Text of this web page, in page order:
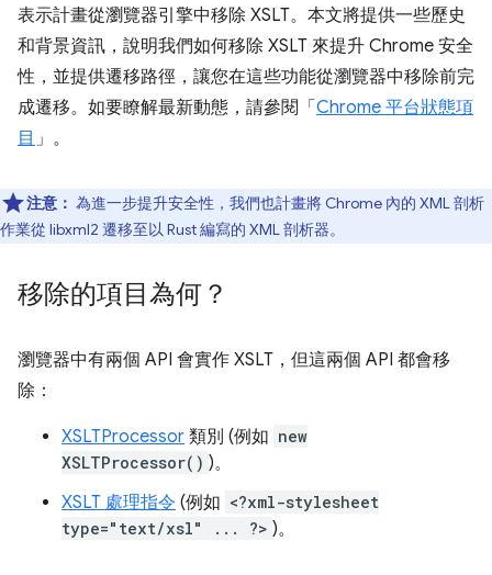
表示計畫從瀏覽器引擎中移除 XSLT。本文將提供一些歷史
和背景資訊，說明我們如何移除 XSLT 來提升 Chrome 安全
性，並提供遷移路徑，讓您在這些功能從瀏覽器中移除前完
成遷移。如要瞭解最新動態，請參閱「 Chrome 平台狀態項
目 」。
注意： 為進一步提升安全性，我們也計畫將 Chrome 內的 XML 剖析
作業從 libxml2 遷移至以 Rust 編寫的 XML 剖析器。
移除的項目為何？
瀏覽器中有兩個 API 會實作 XSLT，但這兩個 API 都會移
除：
XSLTProcessor 類別 (例如 new
XSLTProcessor() )。
XSLT 處理指令 (例如 <?xml-stylesheet
type="text/xsl" ... ?> )。